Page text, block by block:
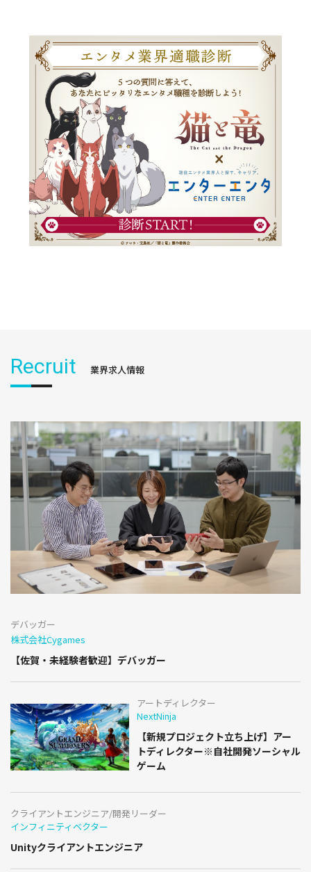
Recruit 業界求人情報
デバッガー
株式会社Cygames
【佐賀・未経験者歓迎】デバッガー
アートディレクター
NextNinja
【新規プロジェクト立ち上げ】アー
トディレクター※自社開発ソーシャル
ゲーム
クライアントエンジニア/開発リーダー
インフィニティベクター
Unityクライアントエンジニア